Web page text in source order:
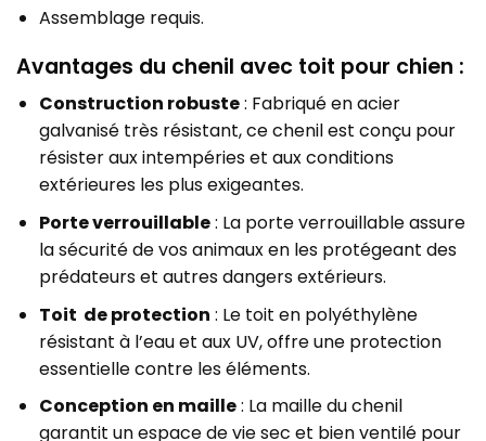
Assemblage requis.
Avantages du chenil avec toit pour chien :
Construction robuste: Fabriqué en acier
galvanisé très résistant, ce chenil est conçu pour
résister aux intempéries et aux conditions
extérieures les plus exigeantes.
Porte verrouillable: La porte verrouillable assure
la sécurité de vos animaux en les protégeant des
prédateurs et autres dangers extérieurs.
Toit de protection : Le toit en polyéthylène
résistant à l’eau et aux UV, offre une protection
essentielle contre les éléments.
Conception en maille: La maille du chenil
garantit un espace de vie sec et bien ventilé pour